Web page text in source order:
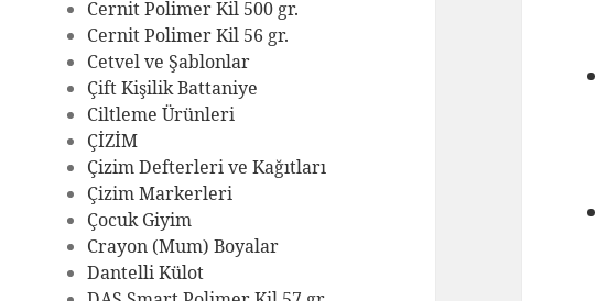
Cernit Polimer Kil 500 gr.
Cernit Polimer Kil 56 gr.
Cetvel ve Şablonlar
Çift Kişilik Battaniye
Ciltleme Ürünleri
ÇİZİM
Çizim Defterleri ve Kağıtları
Çizim Markerleri
Çocuk Giyim
Crayon (Mum) Boyalar
Dantelli Külot